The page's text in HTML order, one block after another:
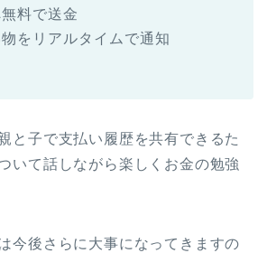
料で送金
をリアルタイムで通知
と子で支払い履歴を共有できるた
いて話しながら楽しくお金の勉強
今後さらに大事になってきますの